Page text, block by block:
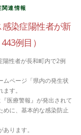
連情報
染症陽性者が新
例目）
性者が長和町内で2例
ムページ「県内の発生状
す。
医療警報』が発出されて
めに、基本的な感染防止
ります。